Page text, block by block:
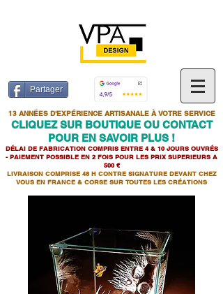
Partager
13 ANNÉES D'EXPÉRIENCE ARTISANALE À VOTRE SERVICE
CLIQUEZ SUR BOUTIQUE OU CONTACT
POUR EN SAVOIR PLUS !
DÉLAI DE FABRICATION COMPRIS ENTRE 4 & 10 JOURS OUVRÉS
- PAIEMENT POSSIBLE EN 2 FOIS POUR LES PRIX SUPERIEURS A
500 €
LIVRAISON COMPRISE 48 H CONTRE SIGNATURE DEVANT CHEZ
VOUS EN FRANCE & CORSE SUR TOUTES LES CRÉATIONS